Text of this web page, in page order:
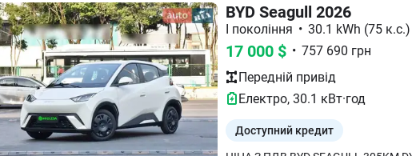
BYD Seagull 2026
I покоління • 30.1 kWh (75 к.с.)
17 000 $ • 757 690 грн
Передній привід
Електро, 30.1 кВт·год
Доступний кредит